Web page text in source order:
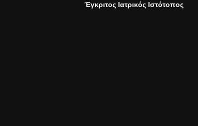
Έγκριτος Ιατρικός Ιστότοπος